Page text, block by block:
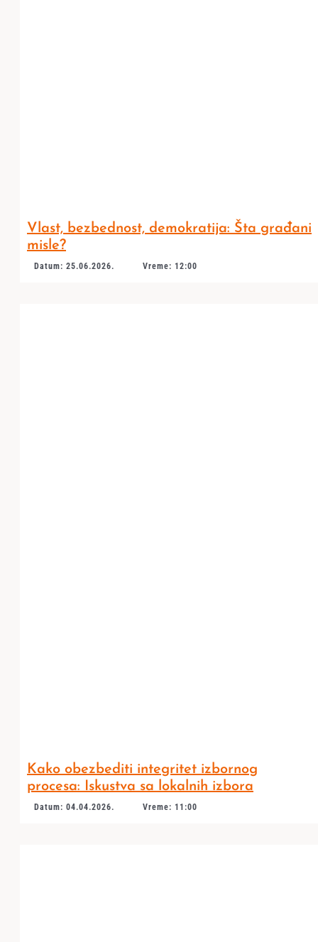
Vlast, bezbednost, demokratija: Šta građani
misle?
Datum: 25.06.2026. Vreme: 12:00
Kako obezbediti integritet izbornog
procesa: Iskustva sa lokalnih izbora
Datum: 04.04.2026. Vreme: 11:00